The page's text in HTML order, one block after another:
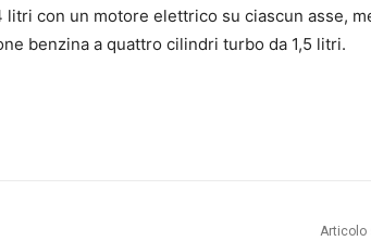
con un motore elettrico su ciascun asse,
benzina a quattro cilindri turbo da 1,5 litri.
Articolo